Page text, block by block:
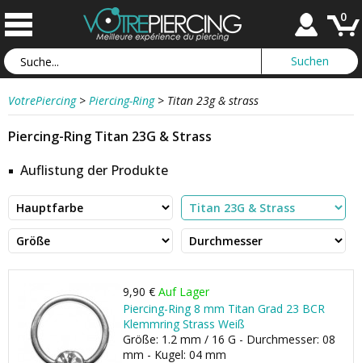
0
VotrePiercing > Piercing-Ring > Titan 23g & strass
Piercing-Ring Titan 23G & Strass
Auflistung der Produkte
9,90 € Auf Lager
Piercing-Ring 8 mm Titan Grad 23 BCR
Klemmring Strass Weiß
Größe: 1.2 mm / 16 G - Durchmesser: 08
mm - Kugel: 04 mm